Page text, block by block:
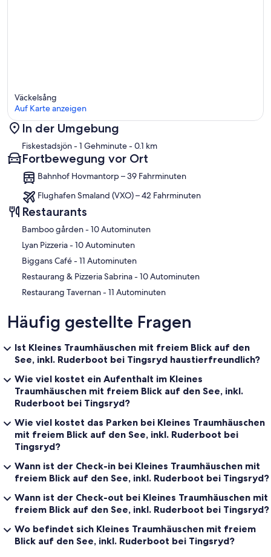
Karte
Väckelsång
Auf Karte anzeigen
In der Umgebung
Fiskestadsjön- 1 Gehminute- 0.1 km
Fortbewegung vor Ort
Bahnhof Hovmantorp – 39 Fahrminuten
Flughafen Smaland (VXO) – 42 Fahrminuten
Restaurants
‪Bamboo gården - ‬10 Autominuten
‪Lyan Pizzeria - ‬10 Autominuten
‪Biggans Café - ‬11 Autominuten
‪Restaurang & Pizzeria Sabrina - ‬10 Autominuten
‪Restaurang Tavernan - ‬11 Autominuten
Häufig gestellte Fragen
Ist Kleines Traumhäuschen mit freiem Blick auf den
See, inkl. Ruderboot bei Tingsryd haustierfreundlich?
Wie viel kostet ein Aufenthalt im Kleines
Traumhäuschen mit freiem Blick auf den See, inkl.
Ruderboot bei Tingsryd?
Wie viel kostet das Parken bei Kleines Traumhäuschen
mit freiem Blick auf den See, inkl. Ruderboot bei
Tingsryd?
Wann ist der Check-in bei Kleines Traumhäuschen mit
freiem Blick auf den See, inkl. Ruderboot bei Tingsryd?
Wann ist der Check-out bei Kleines Traumhäuschen mit
freiem Blick auf den See, inkl. Ruderboot bei Tingsryd?
Wo befindet sich Kleines Traumhäuschen mit freiem
Blick auf den See, inkl. Ruderboot bei Tingsryd?